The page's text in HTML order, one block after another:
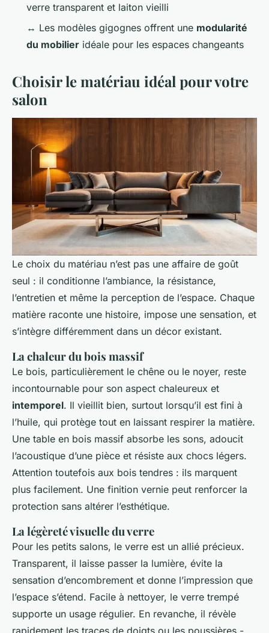
verre transparent et laiton vieilli
↔️ Les modèles gigognes offrent une modularité
du mobilier idéale pour les espaces changeants
Choisir le matériau idéal pour votre
salon
Le choix du matériau n’est pas une affaire de goût
seul : il conditionne l’ambiance, la résistance,
l’entretien et même la perception de l’espace. Chaque
matière raconte une histoire, impose une sensation, et
s’intègre différemment dans un décor existant.
La chaleur du bois massif
Le bois, particulièrement le chêne ou le noyer, reste
incontournable pour son aspect chaleureux et
intemporel. Il vieillit bien, surtout lorsqu’il est fini à
l’huile, qui protège tout en laissant respirer la matière.
Une table en bois massif absorbe les sons, adoucit
l’acoustique d’une pièce et résiste aux chocs légers.
Attention toutefois aux bois tendres : ils marquent
plus facilement. Une finition vernie peut renforcer la
protection sans altérer l’esthétique.
La légèreté visuelle du verre
Pour les petits salons, le verre est un allié précieux.
Transparent, il laisse passer la lumière, évite la
sensation d’encombrement et donne l’impression que
l’espace s’étend. Facile à nettoyer, le verre trempé
supporte un usage régulier. En revanche, il révèle
rapidement les traces de doigts ou les poussières -